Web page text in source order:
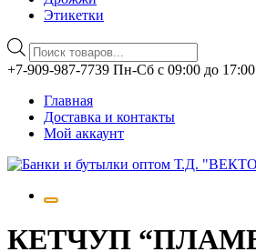
Этикетки
Поиск
товаров
Перейти
содержимому
+7-909-987-7739 Пн-Сб с 09:00 до 17:00
Главная
Доставка и контакты
Мой аккаунт
КЕТЧУП